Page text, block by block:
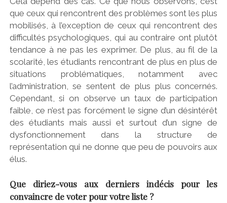
que ceux qui rencontrent des problèmes sont les plus
mobilisés, à l’exception de ceux qui rencontrent des
difficultés psychologiques, qui au contraire ont plutôt
tendance à ne pas les exprimer. De plus, au fil de la
scolarité, les étudiants rencontrant de plus en plus de
situations problématiques, notamment avec
l’administration, se sentent de plus plus concernés.
Cependant, si on observe un taux de participation
faible, ce n’est pas forcément le signe d’un désintérêt
des étudiants mais aussi et surtout d’un signe de
dysfonctionnement dans la structure de
représentation qui ne donne que peu de pouvoirs aux
élus.
Que diriez-vous aux derniers indécis pour les
convaincre de voter pour votre liste ?